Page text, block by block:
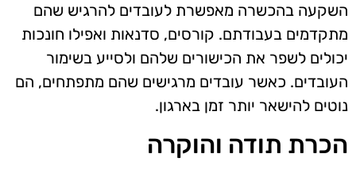
השקעה בהכשרה מאפשרת לעובדים להרגיש שהם
מתקדמים בעבודתם. קורסים, סדנאות ואפילו חונכות
יכולים לשפר את הכישורים שלהם ולסייע בשימור
העובדים. כאשר עובדים מרגישים שהם מתפתחים, הם
נוטים להישאר יותר זמן בארגון.
הכרת תודה והוקרה